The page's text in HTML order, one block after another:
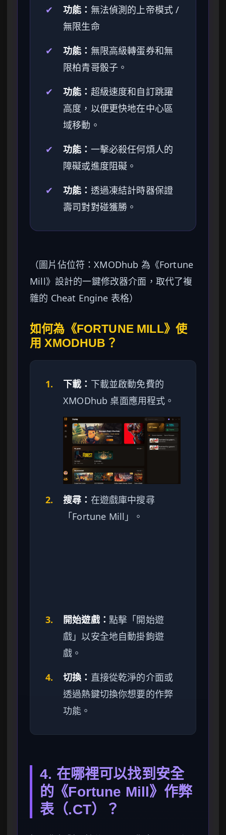
✔ 功能： 無法偵測的上帝模式 /
無限生命
✔
功能： 無限高級轉蛋券和無
限柏青哥骰子。
✔
功能： 超級速度和自訂跳躍
高度，以便更快地在中心區
域移動。
✔
功能： 一擊必殺任何煩人的
障礙或進度阻礙。
✔
功能： 透過凍結計時器保證
壽司對對碰獲勝。
（圖片佔位符：XMODhub 為《Fortune
Mill》設計的一鍵修改器介面，取代了複
雜的 Cheat Engine 表格）
如何為《FORTUNE MILL》使
用 XMODHUB？
1. 下載： 下載並啟動免費的
XMODhub 桌面應用程式。
2. 搜尋： 在遊戲庫中搜尋
「Fortune Mill」。
3. 開始遊戲： 點擊「開始遊
戲」以安全地自動掛鉤遊
戲。
4.
切換： 直接從乾淨的介面或
透過熱鍵切換你想要的作弊
功能。
4. 在哪裡可以找到安全
的《Fortune Mill》作弊
表（.CT）？